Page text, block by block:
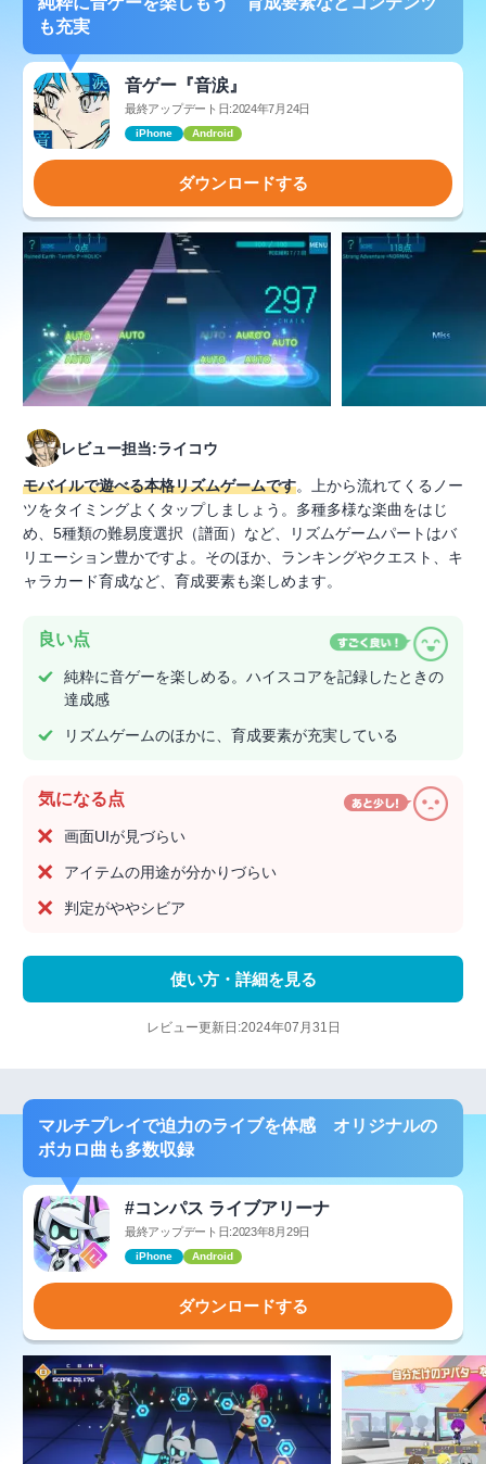
も充実
音ゲー『音涙』
最終アップデート日:2024年7月24日
iPhone Android
ダウンロードする
レビュー担当:ライコウ
モバイルで遊べる本格リズムゲームです。上から流れてくるノー
ツをタイミングよくタップしましょう。多種多様な楽曲をはじ
め、5種類の難易度選択（譜面）など、リズムゲームパートはバ
リエーション豊かですよ。そのほか、ランキングやクエスト、キ
ャラカード育成など、育成要素も楽しめます。
良い点
純粋に音ゲーを楽しめる。ハイスコアを記録したときの
達成感
リズムゲームのほかに、育成要素が充実している
気になる点
画面UIが見づらい
アイテムの用途が分かりづらい
判定がややシビア
使い方・詳細を見る
レビュー更新日:2024年07月31日
マルチプレイで迫力のライブを体感 オリジナルの
ボカロ曲も多数収録
#コンパス ライブアリーナ
最終アップデート日:2023年8月29日
iPhone Android
ダウンロードする